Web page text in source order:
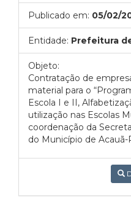
Publicado em: 05/02/
Entidade: Prefeitura
Objeto:
Contratação de
material para o
Escola I e II,
utilização nas Escolas
coordenação da
do Município de Acauã-